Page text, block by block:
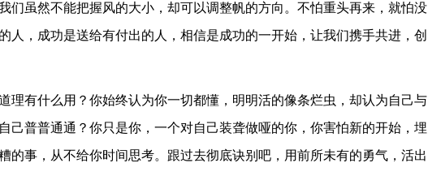
们虽然不能把握风的大小，却可以调整帆的方向。不怕重头再来，就怕没
人，成功是送给有付出的人，相信是成功的一开始，让我们携手共进，创
理有什么用？你始终认为你一切都懂，明明活的像条烂虫，却认为自己与
己普普通通？你只是你，一个对自己装聋做哑的你，你害怕新的开始，埋
的事，从不给你时间思考。跟过去彻底诀别吧，用前所未有的勇气，活出